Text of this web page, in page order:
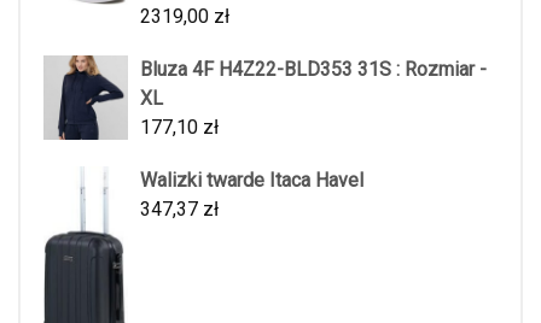
2319,00 zł
Bluza 4F H4Z22-BLD353 31S : Rozmiar -
XL
177,10 zł
Walizki twarde Itaca Havel
347,37 zł